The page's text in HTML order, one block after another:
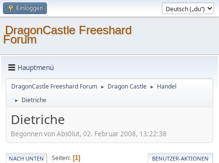
Einloggen
DragonCastle Freeshard
Forum
Hauptmenü
DragonCastle Freeshard Forum ► Dragon Castle ► Handel
► Dietriche
Dietriche
Begonnen von Abs0lut, 02. Februar 2008, 13:22:38
NACH UNTEN Seiten 1 BENUTZER-AKTIONEN